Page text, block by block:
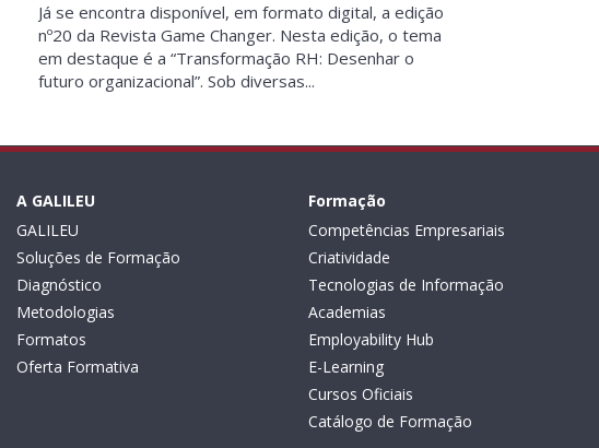
Já se encontra disponível, em formato digital, a edição
nº20 da Revista Game Changer. Nesta edição, o tema
em destaque é a “Transformação RH: Desenhar o
futuro organizacional”. Sob diversas...
A GALILEU
GALILEU
Soluções de Formação
Diagnóstico
Metodologias
Formatos
Oferta Formativa
Formação
Competências Empresariais
Criatividade
Tecnologias de Informação
Academias
Employability Hub
E-Learning
Cursos Oficiais
Catálogo de Formação